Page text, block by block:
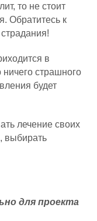
то не стоит
Обратитесь к
в
ничего страшного
будет
лечение своих
выбирать
для проекта